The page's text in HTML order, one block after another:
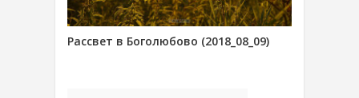
Рассвет в Боголюбово (2018_08_09)